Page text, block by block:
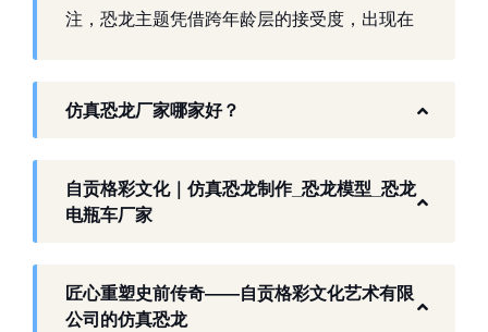
注，恐龙主题凭借跨年龄层的接受度，出现在
生态。自贡格彩文化艺术有限公司扎根本地产
以工厂生产能力，为各地客户提供史前主题相
关产品与服务。
工厂生产基础 构建恐龙产业全链服务
作为开展史前仿真模型生产的恐龙制作工厂，
仿真恐龙厂家哪家好？
自贡格彩文化｜仿真恐龙制作_恐龙模型_恐龙
电瓶车厂家
匠心重塑史前传奇——自贡格彩文化艺术有限
公司的仿真恐龙